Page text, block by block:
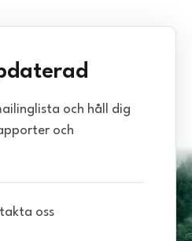
och håll dig
och
oss